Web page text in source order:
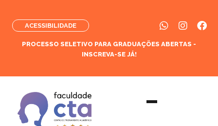
ACESSIBILIDADE
PROCESSO SELETIVO PARA GRADUAÇÕES ABERTAS -
INSCREVA-SE JÁ!